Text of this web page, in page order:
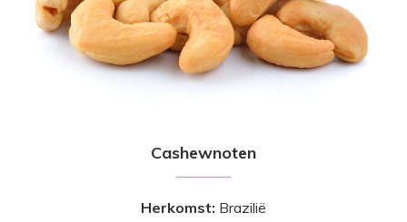
Cashewnoten
Herkomst: Brazilië